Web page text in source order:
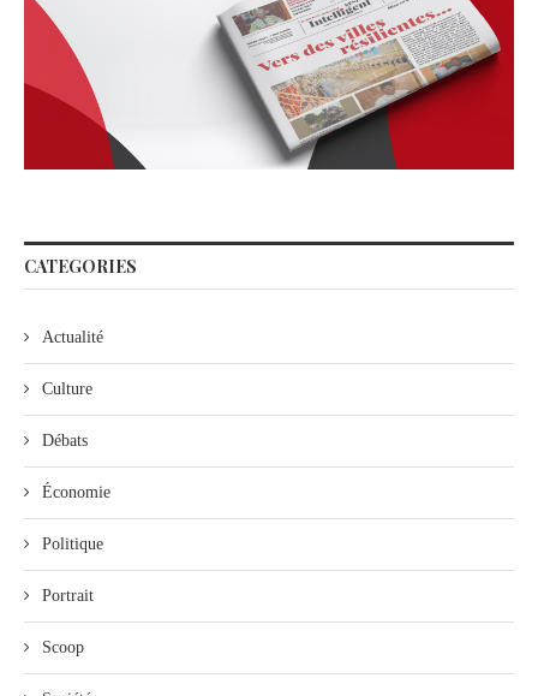
CATEGORIES
Actualité
Culture
Débats
Économie
Politique
Portrait
Scoop